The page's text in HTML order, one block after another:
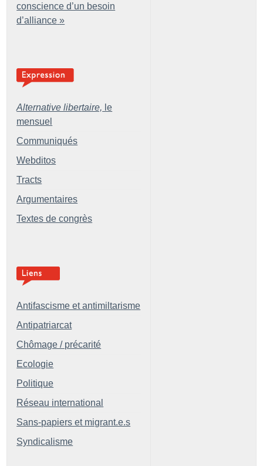
conscience d’un besoin
d’alliance »
Alternative libertaire, le
mensuel
Communiqués
Webditos
Tracts
Argumentaires
Textes de congrès
Antifascisme et antimiltarisme
Antipatriarcat
Chômage / précarité
Ecologie
Politique
Réseau international
Sans-papiers et migrant.e.s
Syndicalisme